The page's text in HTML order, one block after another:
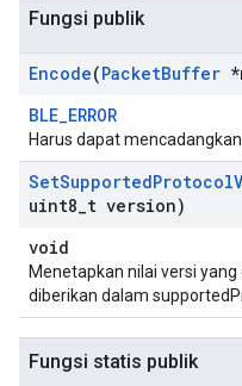
Fungsi publik
Encode(PacketBuffer
BLE_ERROR
Harus dapat
SetSupportedProtocol
uint8 t version)
void
Menetapkan nilai versi
diberikan dalam
Fungsi statis publik